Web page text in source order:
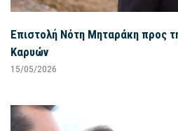
Επιστολή Νότη Μηταράκη προς
Καρυών
15/05/2026